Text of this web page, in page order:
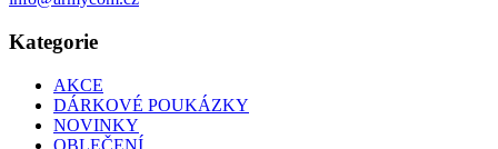
Kategorie
AKCE
DÁRKOVÉ POUKÁZKY
NOVINKY
OBLEČENÍ